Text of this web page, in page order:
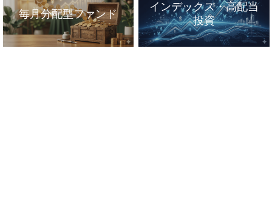
毎月分配型ファンド
インデックス・高配当
投資